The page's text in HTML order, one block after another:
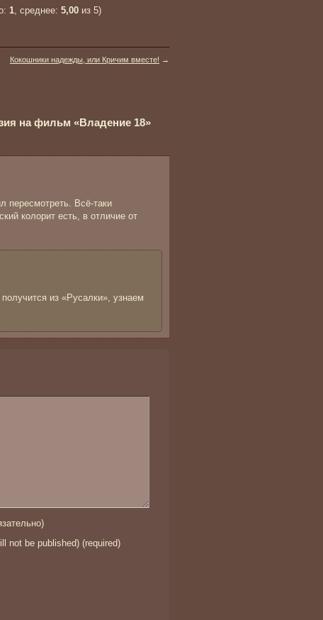
1, среднее: 5,00 из 5)
Кокошники надежды, или Кричим вместе! →
на фильм «Владение 18»
пересмотреть. Всё-таки
колорит есть, в отличие от
из «Русалки», узнаем
not be published) (required)